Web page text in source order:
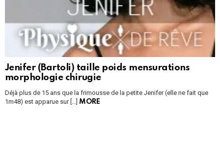
Jenifer (Bartoli) taille poids mensurations
morphologie chirugie
Déjà plus de 15 ans que la frimousse de la petite Jenifer (elle ne fait que
1m48) est apparue sur […] MORE